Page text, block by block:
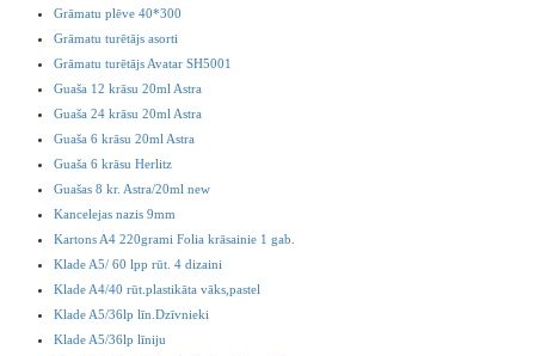
Grāmatu plēve 40*300
Grāmatu turētājs asorti
Grāmatu turētājs Avatar SH5001
Guaša 12 krāsu 20ml Astra
Guaša 24 krāsu 20ml Astra
Guaša 6 krāsu 20ml Astra
Guaša 6 krāsu Herlitz
Guašas 8 kr. Astra/20ml new
Kancelejas nazis 9mm
Kartons A4 220grami Folia krāsainie 1 gab.
Klade A5/ 60 lpp rūt. 4 dizaini
Klade A4/40 rūt.plastikāta vāks,pastel
Klade A5/36lp līn.Dzīvnieki
Klade A5/36lp līniju